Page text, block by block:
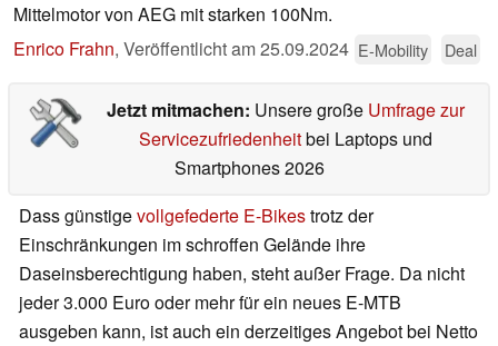
Mittelmotor von AEG mit starken 100Nm.
Enrico Frahn, Veröffentlicht am25.09.2024 E-Mobility Deal
Jetzt mitmachen: Unsere große Umfrage zur
Servicezufriedenheitbei Laptops und
Smartphones 2026
Dass günstigevollgefederte E-Bikestrotz der
Einschränkungen im schroffen Gelände ihre
Daseinsberechtigung haben, steht außer Frage. Da nicht
jeder 3.000 Euro oder mehr für ein neues E-MTB
ausgeben kann, ist auch ein derzeitiges Angebot bei Netto